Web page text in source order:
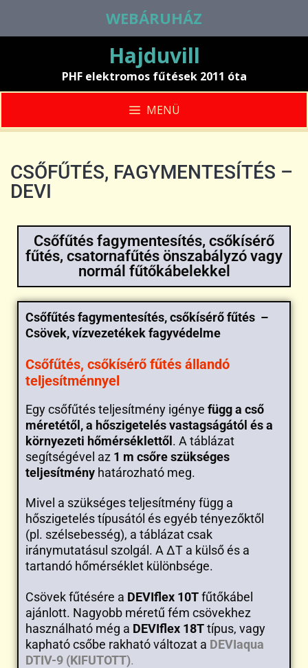
WEBÁRUHÁZ
Hajduvill
PHF elektromos fűtések 2011 óta
MENÜ
CSŐFŰTÉS, FAGYMENTESÍTÉS –
DEVI
Csőfűtés fagymentesítés, csőkísérő
fűtés, csatornafűtés önszabályzó vagy
normál fűtőkábelekkel
Csőfűtés fagymentesítés, csőkísérő fűtés –
Csövek, vízvezetékek fagyvédelme
Csőfűtés, csőkísérő fűtés állandó
teljesítménnyel
Egy csőfűtés teljesítmény igénye függ a cső
méretétől, a hőszigetelés vastagságától és a
környezeti hőmérséklettől. A táblázat
segítségével az 1 m csőre szükséges
teljesítmény határozható meg.
Mivel a szükséges teljesítmény függ a
hőszigetelés típusától és egyéb tényezőktől
(pl. szélsebesség), a táblázat csak
iránymutatásul szolgál. A ΔT a külső és a
tartandó hőmérséklet különbsége.
Csövek fűtésére a DEVIflex 10Tfűtőkábel
ajánlott. Nagyobb méretű fém csövekhez
használható még a DEVIflex 18Ttípus, vagy
kapható csőbe rakható változat a DEVIaqua
DTIV-9 (KIFUTOTT).